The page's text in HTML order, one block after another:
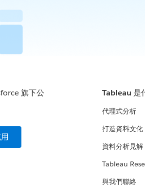
Tableau 是
代理式分析
打造資料文化
資料分析見解
Tableau
與我們聯絡